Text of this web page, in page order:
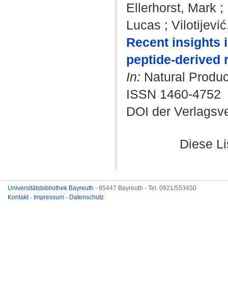
Ellerhorst, Mark ;
Lucas ;
Recent insights
peptide-derived
In: Natural
ISSN 1460-4752
DOI der
Diese
Universitätsbibliothek Bayreuth - 95447 Bayreuth - Tel. 0921/553450
Kontakt- Impressum - Datenschutz